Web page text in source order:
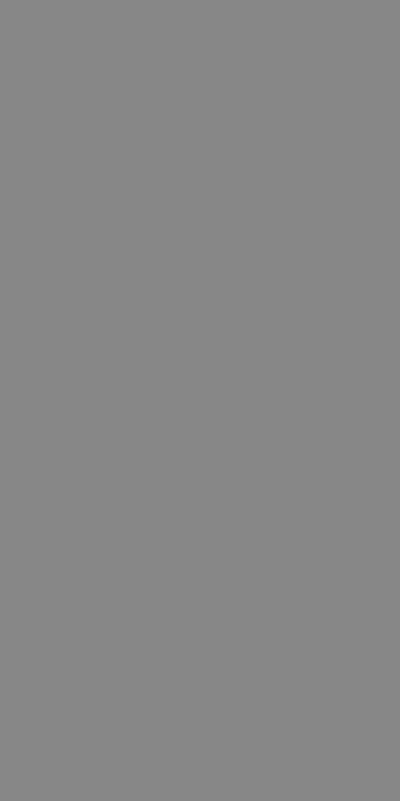
accesso per un
da Google.
utenti
in modo casuale
di analisi dei
banner dei cookie
delle